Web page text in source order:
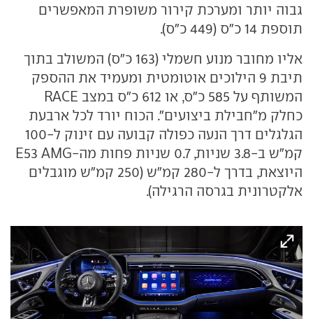
גבוה יותר ומערכת קירור משופרת המאפשרים
תוספת 14 כ"ס (449 כ"ס).
אליו מחובר מנוע חשמלי (163 כ"ס) המשולב בתוך
תיבת 9 הילוכים אוטומטית ומעמיד את ההספק
המשותף על 585 כ"ס, או 612 כ"ס במצב RACE
כחלק מ"חבילת ביצועים". הכוח יורד לכל ארבעת
הגלגלים דרך הנעה כפולה קבועה עם זינוק ל-100
קמ"ש ב-3.8 שניות, 0.7 שניות פחות מה-E53 AMG
היוצאת, בדרך ל-280 קמ"ש (250 קמ"ש מוגבלים
אלקטרונית בגרסה הרגילה).